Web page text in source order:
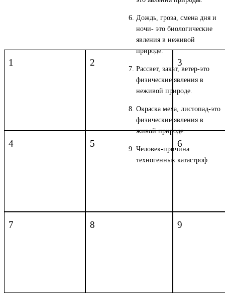
1 2 3
4 5 6
7 8 9
Дождь, гроза, смена дня и
ночи- это биологические
явления в неживой
природе.
Рассвет, закат, ветер-это
физические явления в
неживой природе.
Окраска меха, листопад-это
физические явления в
живой природе.
Человек-причина
техногенных катастроф.